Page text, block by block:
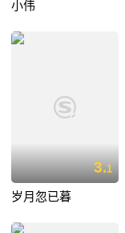
小伟
3.1
岁月忽已暮